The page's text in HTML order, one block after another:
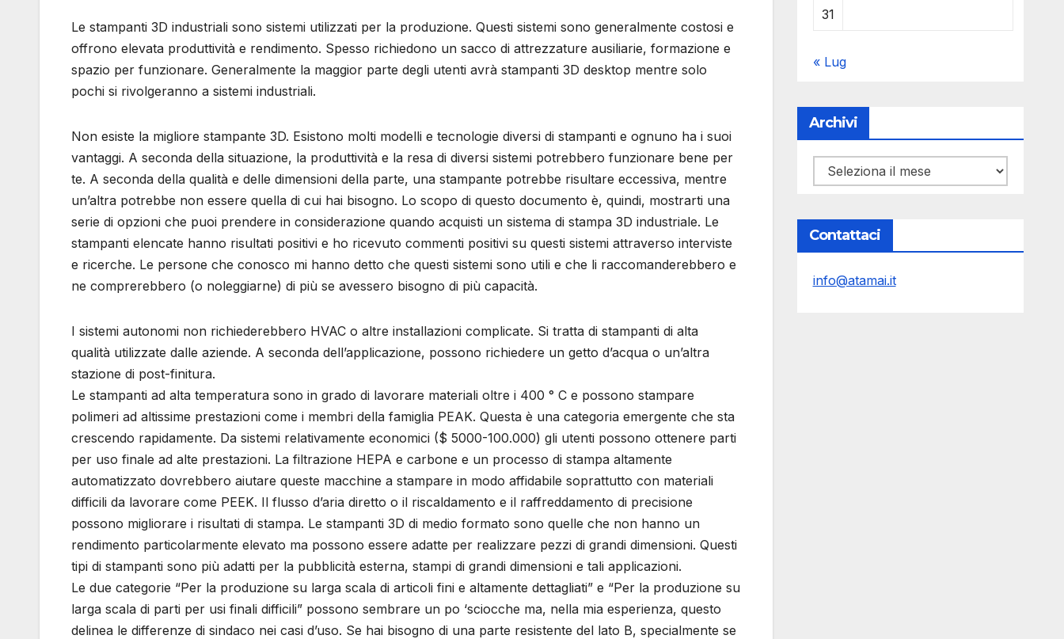
Le stampanti 3D industriali sono sistemi utilizzati per la produzione. Questi sistemi sono generalmente costosi e
offrono elevata produttività e rendimento. Spesso richiedono un sacco di attrezzature ausiliarie, formazione e
spazio per funzionare. Generalmente la maggior parte degli utenti avrà stampanti 3D desktop mentre solo
pochi si rivolgeranno a sistemi industriali.
Non esiste la migliore stampante 3D. Esistono molti modelli e tecnologie diversi di stampanti e ognuno ha i suoi
vantaggi. A seconda della situazione, la produttività e la resa di diversi sistemi potrebbero funzionare bene per
te. A seconda della qualità e delle dimensioni della parte, una stampante potrebbe risultare eccessiva, mentre
un’altra potrebbe non essere quella di cui hai bisogno. Lo scopo di questo documento è, quindi, mostrarti una
serie di opzioni che puoi prendere in considerazione quando acquisti un sistema di stampa 3D industriale. Le
stampanti elencate hanno risultati positivi e ho ricevuto commenti positivi su questi sistemi attraverso interviste
e ricerche. Le persone che conosco mi hanno detto che questi sistemi sono utili e che li raccomanderebbero e
ne comprerebbero (o noleggiarne) di più se avessero bisogno di più capacità.
I sistemi autonomi non richiederebbero HVAC o altre installazioni complicate. Si tratta di stampanti di alta
qualità utilizzate dalle aziende. A seconda dell’applicazione, possono richiedere un getto d’acqua o un’altra
stazione di post-finitura.
Le stampanti ad alta temperatura sono in grado di lavorare materiali oltre i 400 ° C e possono stampare
polimeri ad altissime prestazioni come i membri della famiglia PEAK. Questa è una categoria emergente che sta
crescendo rapidamente. Da sistemi relativamente economici ($ 5000-100.000) gli utenti possono ottenere parti
per uso finale ad alte prestazioni. La filtrazione HEPA e carbone e un processo di stampa altamente
automatizzato dovrebbero aiutare queste macchine a stampare in modo affidabile soprattutto con materiali
difficili da lavorare come PEEK. Il flusso d’aria diretto o il riscaldamento e il raffreddamento di precisione
possono migliorare i risultati di stampa. Le stampanti 3D di medio formato sono quelle che non hanno un
rendimento particolarmente elevato ma possono essere adatte per realizzare pezzi di grandi dimensioni. Questi
tipi di stampanti sono più adatti per la pubblicità esterna, stampi di grandi dimensioni e tali applicazioni.
Le due categorie “Per la produzione su larga scala di articoli fini e altamente dettagliati” e “Per la produzione su
larga scala di parti per usi finali difficili” possono sembrare un po ‘sciocche ma, nella mia esperienza, questo
delinea le differenze di sindaco nei casi d’uso. Se hai bisogno di una parte resistente del lato B, specialmente se
31
« Lug
Archivi
Archivi
Contattaci
info@atamai.it